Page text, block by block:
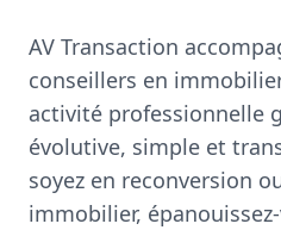
AV Transaction
conseillers en
activité professionnelle
évolutive, simple et
soyez en reconversion
immobilier,